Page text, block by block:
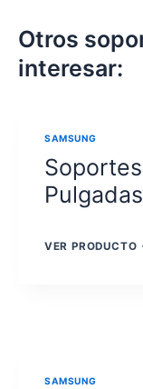
Otros
interesar:
SAMSUNG
Pulgadas
VER PRODUCTO
SAMSUNG